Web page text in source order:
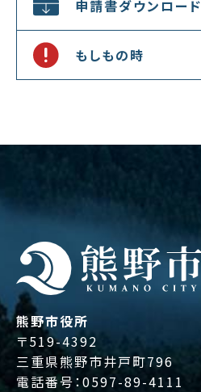
申請書ダウンロード
もしもの時
熊野市役所
〒519-4392
三重県熊野市井戸町796
電話番号：0597-89-4111